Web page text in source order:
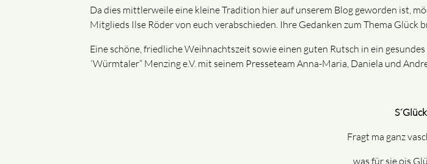
Da dies mittlerweile eine kleine Tradition hier auf unserem Blog geworden ist,
Mitglieds Ilse Röder von euch verabschieden. Ihre Gedanken zum Thema
Eine schöne, friedliche Weihnachtszeit sowie einen guten Rutsch in ein
´Würmtaler“ Menzing e.V. mit seinem Presseteam Anna-Maria, Daniela und
S´Glück
Fragt ma ganz
was für sie ois